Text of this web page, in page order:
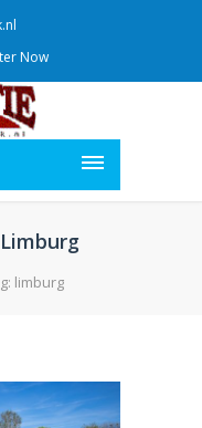
Now
limburg